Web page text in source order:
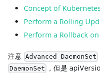
Concept of
Perform a Rolling
Perform a Rollback
注意 Advanced DaemonSet
DaemonSet ，但是